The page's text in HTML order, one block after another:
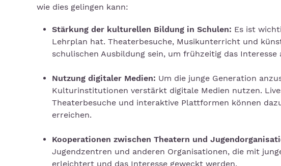
wie dies gelingen kann:
Stärkung der kulturellen Bildung in Schulen: Es ist
Lehrplan hat. Theaterbesuche, Musikunterricht und
schulischen Ausbildung sein, um frühzeitig das Interesse
Nutzung digitaler Medien: Um die junge Generation
Kulturinstitutionen verstärkt digitale Medien nutzen.
Theaterbesuche und interaktive Plattformen können
erreichen.
Kooperationen zwischen Theatern und
Jugendzentren und anderen Organisationen, die mit
erleichtert und das Interesse geweckt werden.